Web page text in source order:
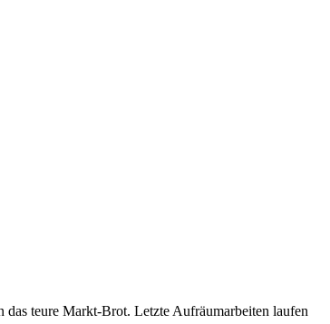
teure Markt-Brot. Letzte Aufräumarbeiten laufen